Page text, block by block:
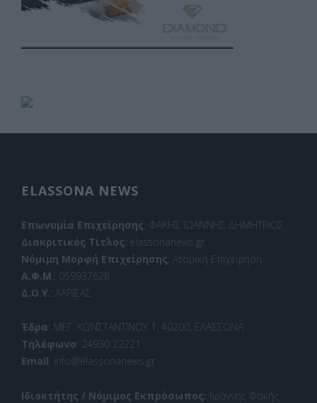
ELASSONA NEWS
Επωνυμία Επιχείρησης: ΦΑΚΗΣ ΙΩΑΝΝΗΣ ΔΗΜΗΤΡΙΟΣ
Διακριτικός Τίτλος: elassonanews.gr
Νόμιμη Μορφή Επιχείρησης: Ατομική Επιχείρηση
Α.Φ.Μ .: 059937628
Δ.Ο.Υ.: ΛΑΡΙΣΑΣ
Έδρα: ΜΕΓ. ΚΩΝΣΤΑΝΤΙΝΟΥ 1, 40200, ΕΛΑΣΣΟΝΑ
Τηλέφωνο: 24930 22221
Email: info@elassonanews.gr
Ιδιοκτήτης / Νόμιμος Εκπρόσωπος: Ιωάννης Φακής